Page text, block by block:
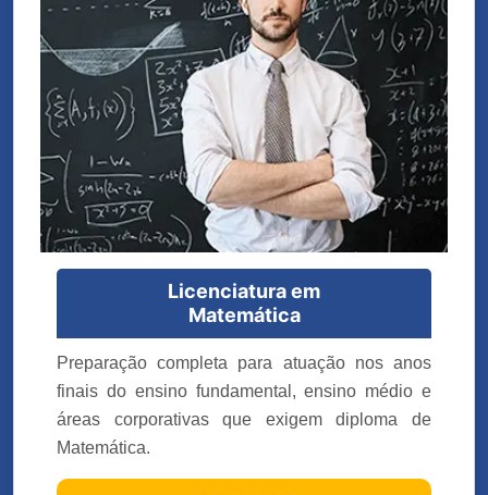
Licenciatura em
Matemática
Preparação completa para atuação nos anos
finais do ensino fundamental, ensino médio e
áreas corporativas que exigem diploma de
Matemática.